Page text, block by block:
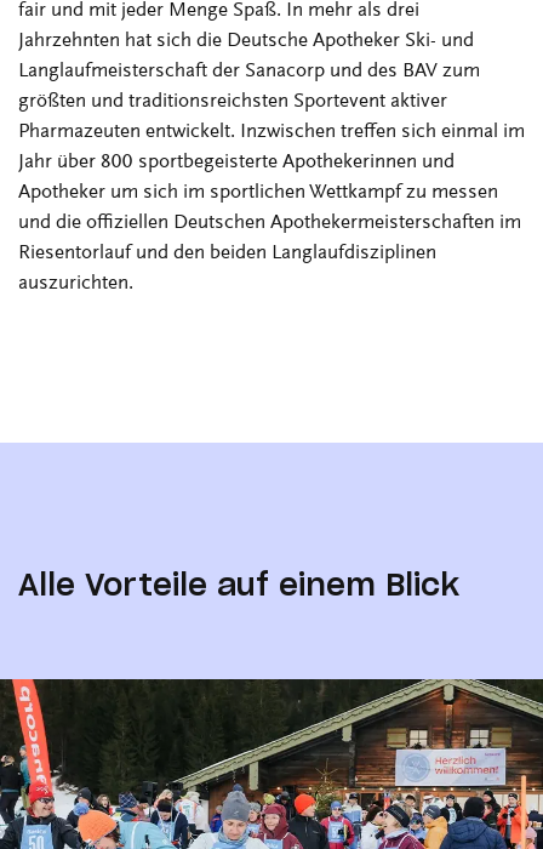
fair und mit jeder Menge Spaß. In mehr als drei
Jahrzehnten hat sich die Deutsche Apotheker Ski- und
Langlaufmeisterschaft der Sanacorp und des BAV zum
größten und traditionsreichsten Sportevent aktiver
Pharmazeuten entwickelt. Inzwischen treffen sich einmal im
Jahr über 800 sportbegeisterte Apothekerinnen und
Apotheker um sich im sportlichen Wettkampf zu messen
und die offiziellen Deutschen Apothekermeisterschaften im
Riesentorlauf und den beiden Langlaufdisziplinen
auszurichten.
Alle Vorteile auf einem Blick